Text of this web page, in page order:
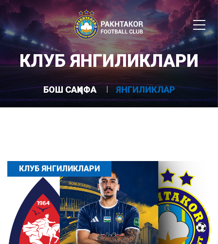
КЛУБ ЯНГИЛИКЛАРИ
БОШ САҲИФА ЯНГИЛИКЛАР
КЛУБ ЯНГИЛИКЛАРИ